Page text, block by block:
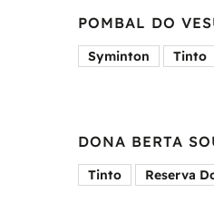
POMBAL DO
Syminton Tinto
DONA BERTA
Tinto Reserva